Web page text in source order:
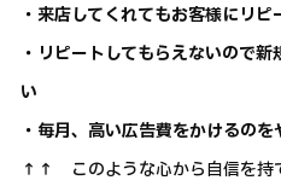
・来店してくれてもお客様にリ
・リピートしてもらえないので
い
・毎月、高い広告費をかけるの
↑↑ このような心から自信を持